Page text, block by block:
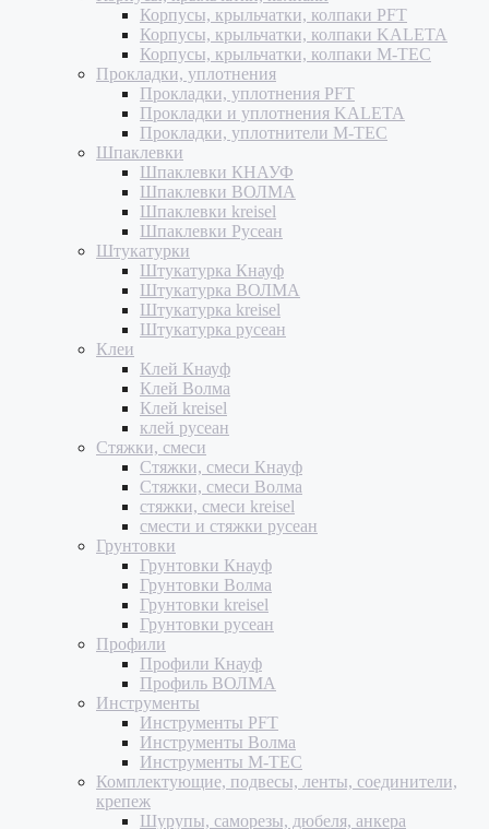
Корпусы, крыльчатки, колпаки PFT
Корпусы, крыльчатки, колпаки KALETA
Корпусы, крыльчатки, колпаки M-TEC
Прокладки, уплотнения
Прокладки, уплотнения PFT
Прокладки и уплотнения KALETA
Прокладки, уплотнители M-TEC
Шпаклевки
Шпаклевки КНАУФ
Шпаклевки ВОЛМА
Шпаклевки kreisel
Шпаклевки Русеан
Штукатурки
Штукатурка Кнауф
Штукатурка ВОЛМА
Штукатурка kreisel
Штукатурка русеан
Клеи
Клей Кнауф
Клей Волма
Клей kreisel
клей русеан
Стяжки, смеси
Стяжки, смеси Кнауф
Стяжки, смеси Волма
стяжки, смеси kreisel
смести и стяжки русеан
Грунтовки
Грунтовки Кнауф
Грунтовки Волма
Грунтовки kreisel
Грунтовки русеан
Профили
Профили Кнауф
Профиль ВОЛМА
Инструменты
Инструменты PFT
Инструменты Волма
Инструменты M-TEC
Комплектующие, подвесы, ленты, соединители,
крепеж
Шурупы, саморезы, дюбеля, анкера